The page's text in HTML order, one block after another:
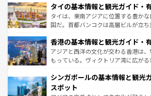
わってみてほしい。 なお、新
覧 を参照してほしい。
急速な発展と共に伝統が息づく。ハノ
ーチミン市のフランス統治時代の建物
醸し出している。また、バラエティ
とつ。フォーやバインミー、ベトナム
ひ現地で味わいたい。どの地域を訪
が旅行者を迎えてくれるので、きっ
参照してほしい。
タイの基本情報と観光ガイド・
タイは、東南アジアに位置する豊かな
国だ。首都バンコクは高層ビルが立
の活気が交差している。北部ではチェ
帯で自然と触れ合い、南部ではプー
いビーチでリゾート気分を楽しむこ
激する。気候は一年中温暖で、どの季
が待っている。親しみやすいタイの人
た文化、そして多様な観光資源が、
香港の基本情報と観光ガイド・
アジアと西洋の文化が交わる香港は
もっている。ヴィクトリア湾に広が
み、どこを訪れても感動するはず。観
ており、効率よく見どころを回れるの
シンガポールの基本情報と観光
スポット